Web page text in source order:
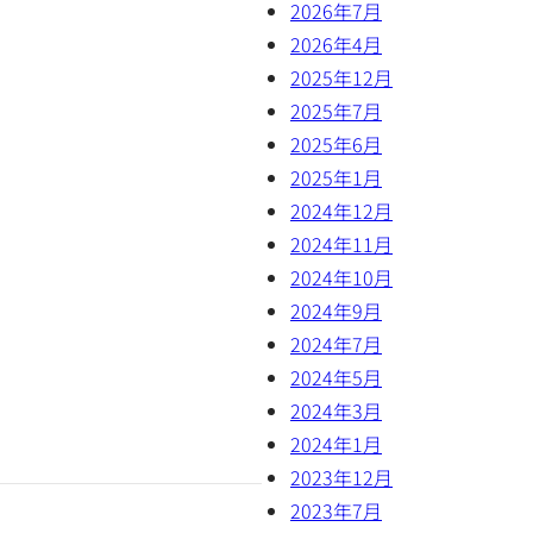
2026年7月
2026年4月
2025年12月
2025年7月
2025年6月
2025年1月
2024年12月
2024年11月
2024年10月
2024年9月
2024年7月
2024年5月
2024年3月
2024年1月
2023年12月
2023年7月